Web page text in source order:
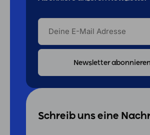
DEINE
MAIL
ADRESSE
Schreib uns eine